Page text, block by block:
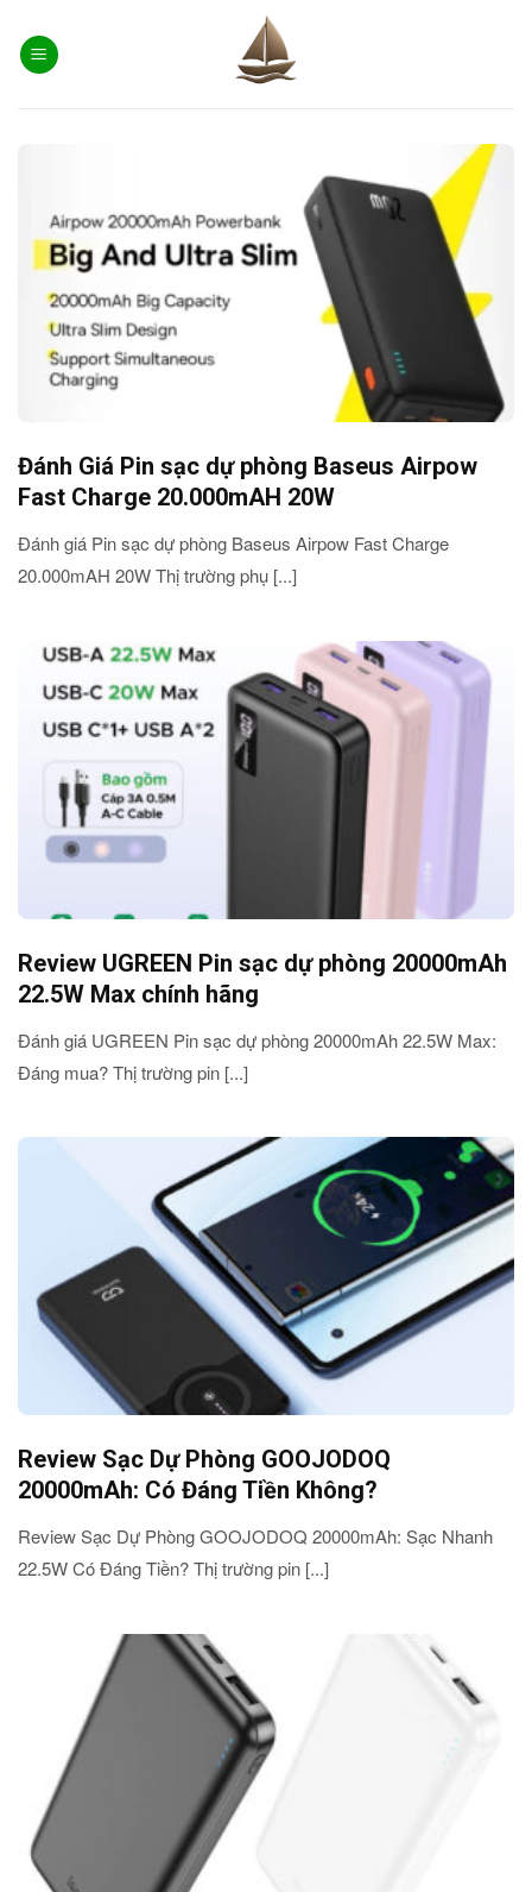
content
Đánh Giá Pin sạc dự phòng Baseus Airpow
Fast Charge 20.000mAH 20W
Đánh giá Pin sạc dự phòng Baseus Airpow Fast Charge
20.000mAH 20W Thị trường phụ [...]
Review UGREEN Pin sạc dự phòng 20000mAh
22.5W Max chính hãng
Đánh giá UGREEN Pin sạc dự phòng 20000mAh 22.5W Max:
Đáng mua? Thị trường pin [...]
Review Sạc Dự Phòng GOOJODOQ
20000mAh: Có Đáng Tiền Không?
Review Sạc Dự Phòng GOOJODOQ 20000mAh: Sạc Nhanh
22.5W Có Đáng Tiền? Thị trường pin [...]